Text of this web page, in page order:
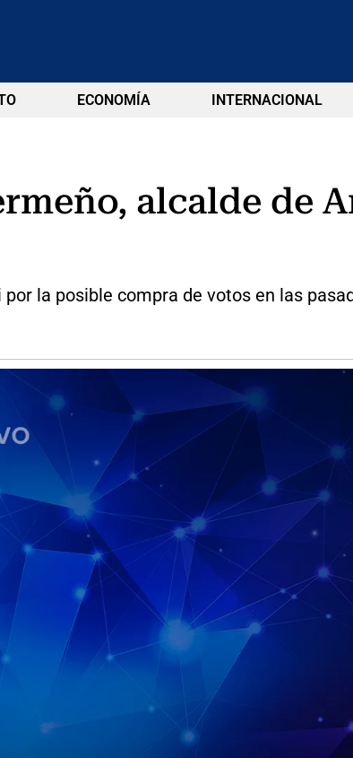
ECONOMÍA INTERNACIONAL
alcalde de
la posible compra de votos en las